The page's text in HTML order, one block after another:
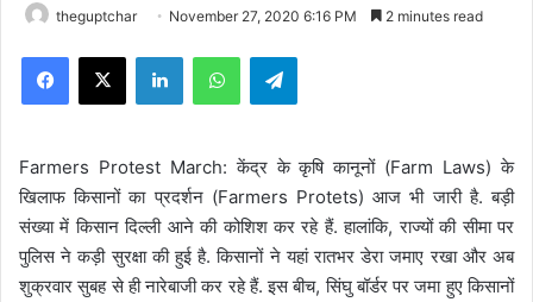
theguptchar November 27, 2020 6:16 PM 2 minutes read
Farmers Protest March: केंद्र के कृषि कानूनों (Farm Laws) के
खिलाफ किसानों का प्रदर्शन (Farmers Protets) आज भी जारी है. बड़ी
संख्या में किसान दिल्ली आने की कोशिश कर रहे हैं. हालांकि, राज्यों की सीमा पर
पुलिस ने कड़ी सुरक्षा की हुई है. किसानों ने यहां रातभर डेरा जमाए रखा और अब
शुक्रवार सुबह से ही नारेबाजी कर रहे हैं. इस बीच, सिंघु बॉर्डर पर जमा हुए किसानों